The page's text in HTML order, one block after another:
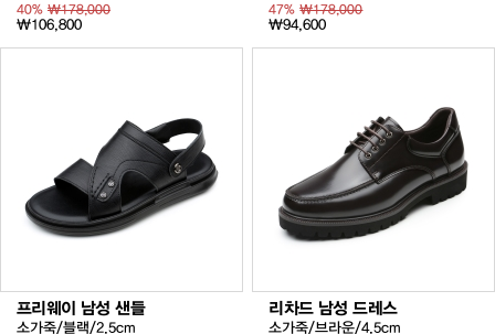
40% ₩178,000
₩106,800
47%₩178,000
₩94,600
프리웨이 남성 샌들
소가죽/블랙/2.5cm
리차드 남성 드레스
소가죽/브라운/4.5cm